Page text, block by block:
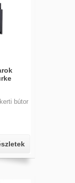
bútor